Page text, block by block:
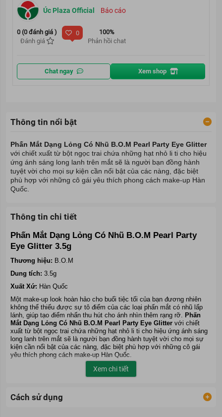
Úc Plaza Official Báo cáo
0 (0 đánh giá )
Đánh giá
0
100%
Phản hồi chat
Chat ngay Xem shop
Thông tin nổi bật
Phấn Mắt Dạng Lỏng Có Nhũ B.O.M Pearl Party Eye Glitter
với chiết xuất từ bột ngọc trai chứa những hạt nhỏ li ti cho hiệu
ứng ánh sáng long lanh trên mắt sẽ là người bạn đồng hành
tuyệt vời cho mọi sự kiện cần nổi bật của các nàng, đặc biệt
phù hợp với những cô gái yêu thích phong cách make-up Hàn
Quốc.
Thông tin chi tiết
Phấn Mắt Dạng Lỏng Có Nhũ B.O.M Pearl Party
Eye Glitter 3.5g
Thương hiệu: B.O.M
Dung tích: 3.5g
Xuất Xứ: Hàn Quốc
Một make-up look hoàn hảo cho buổi tiệc tối của bạn đương nhiên
không thể thiếu được sự tô điểm của các loại phấn mắt có nhũ lấp
lánh, giúp tạo điểm nhấn thu hút cho ánh nhìn thêm rạng rỡ. Phấn
Mắt Dạng Lỏng Có Nhũ B.O.M Pearl Party Eye Glitter với chiết
xuất từ bột ngọc trai chứa những hạt nhỏ li ti cho hiệu ứng ánh sáng
long lanh trên mắt sẽ là người bạn đồng hành tuyệt vời cho mọi sự
kiện cần nổi bật của các nàng, đặc biệt phù hợp với những cô gái
yêu thích phong cách make-up Hàn Quốc.
Xem chi tiết
Cách sử dụng